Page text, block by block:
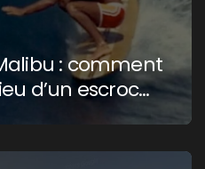
: comment
d’un escroc